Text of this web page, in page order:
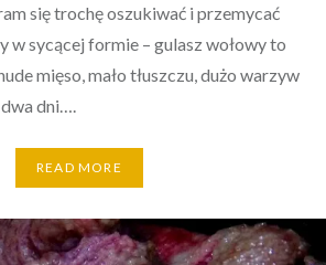
się trochę oszukiwać i przemycać
w sycącej formie – gulasz wołowy to
mięso, mało tłuszczu, dużo warzyw
dni….
READ MORE